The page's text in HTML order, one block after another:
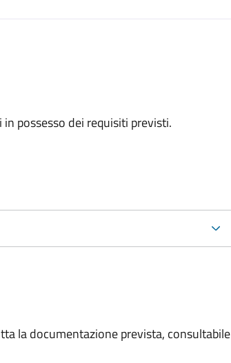
possesso dei requisiti previsti.
la documentazione prevista, consultabile